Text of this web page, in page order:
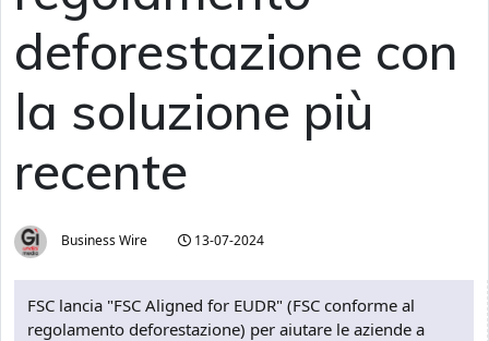
deforestazione con
la soluzione più
recente
Business Wire 13-07-2024
FSC lancia "FSC Aligned for EUDR" (FSC conforme al
regolamento deforestazione) per aiutare le aziende a